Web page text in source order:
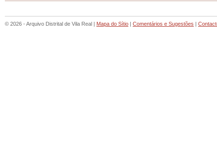
© 2026 - Arquivo Distrital de Vila Real | Mapa do Sítio | Comentários e Sugestões |